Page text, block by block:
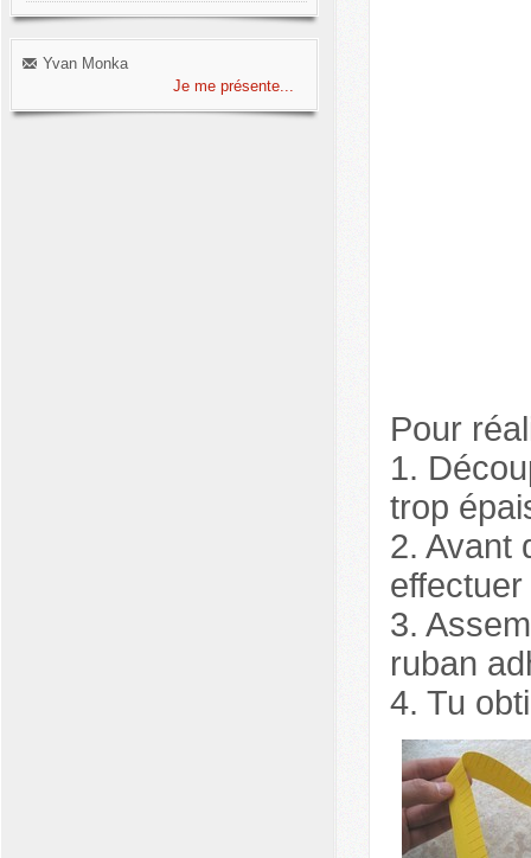
Yvan Monka
Je me présente...
Pour
1.
trop
2. Avant
3.
ruban
4. Tu